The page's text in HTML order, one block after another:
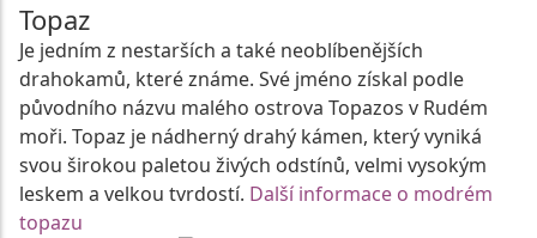
Topaz
Je jedním z nestarších a také neoblíbenějších
drahokamů, které známe. Své jméno získal podle
původního názvu malého ostrova Topazos v Rudém
moři. Topaz je nádherný drahý kámen, který vyniká
svou širokou paletou živých odstínů, velmi vysokým
leskem a velkou tvrdostí. Další informace o modrém
topazu